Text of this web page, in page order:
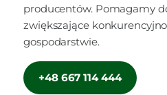
producentów. Pomagamy
zwiększające
gospodarstwie.
+48 667 114 444